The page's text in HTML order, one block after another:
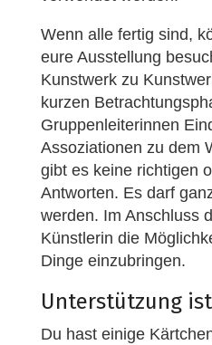
Wenn alle fertig sind,
eure Ausstellung
Kunstwerk zu
kurzen
Gruppenleiterinnen
Assoziationen zu dem
gibt es keine richtigen
Antworten. Es darf
werden. Im Anschluss
Künstlerin die
Dinge einzubringen.
Unterstützung
Du hast einige